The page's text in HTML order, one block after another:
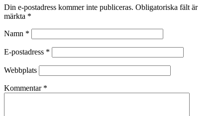
Din e-postadress kommer inte publiceras. Obligatoriska fält är
märkta *
Namn *
E-postadress *
Webbplats
Kommentar *